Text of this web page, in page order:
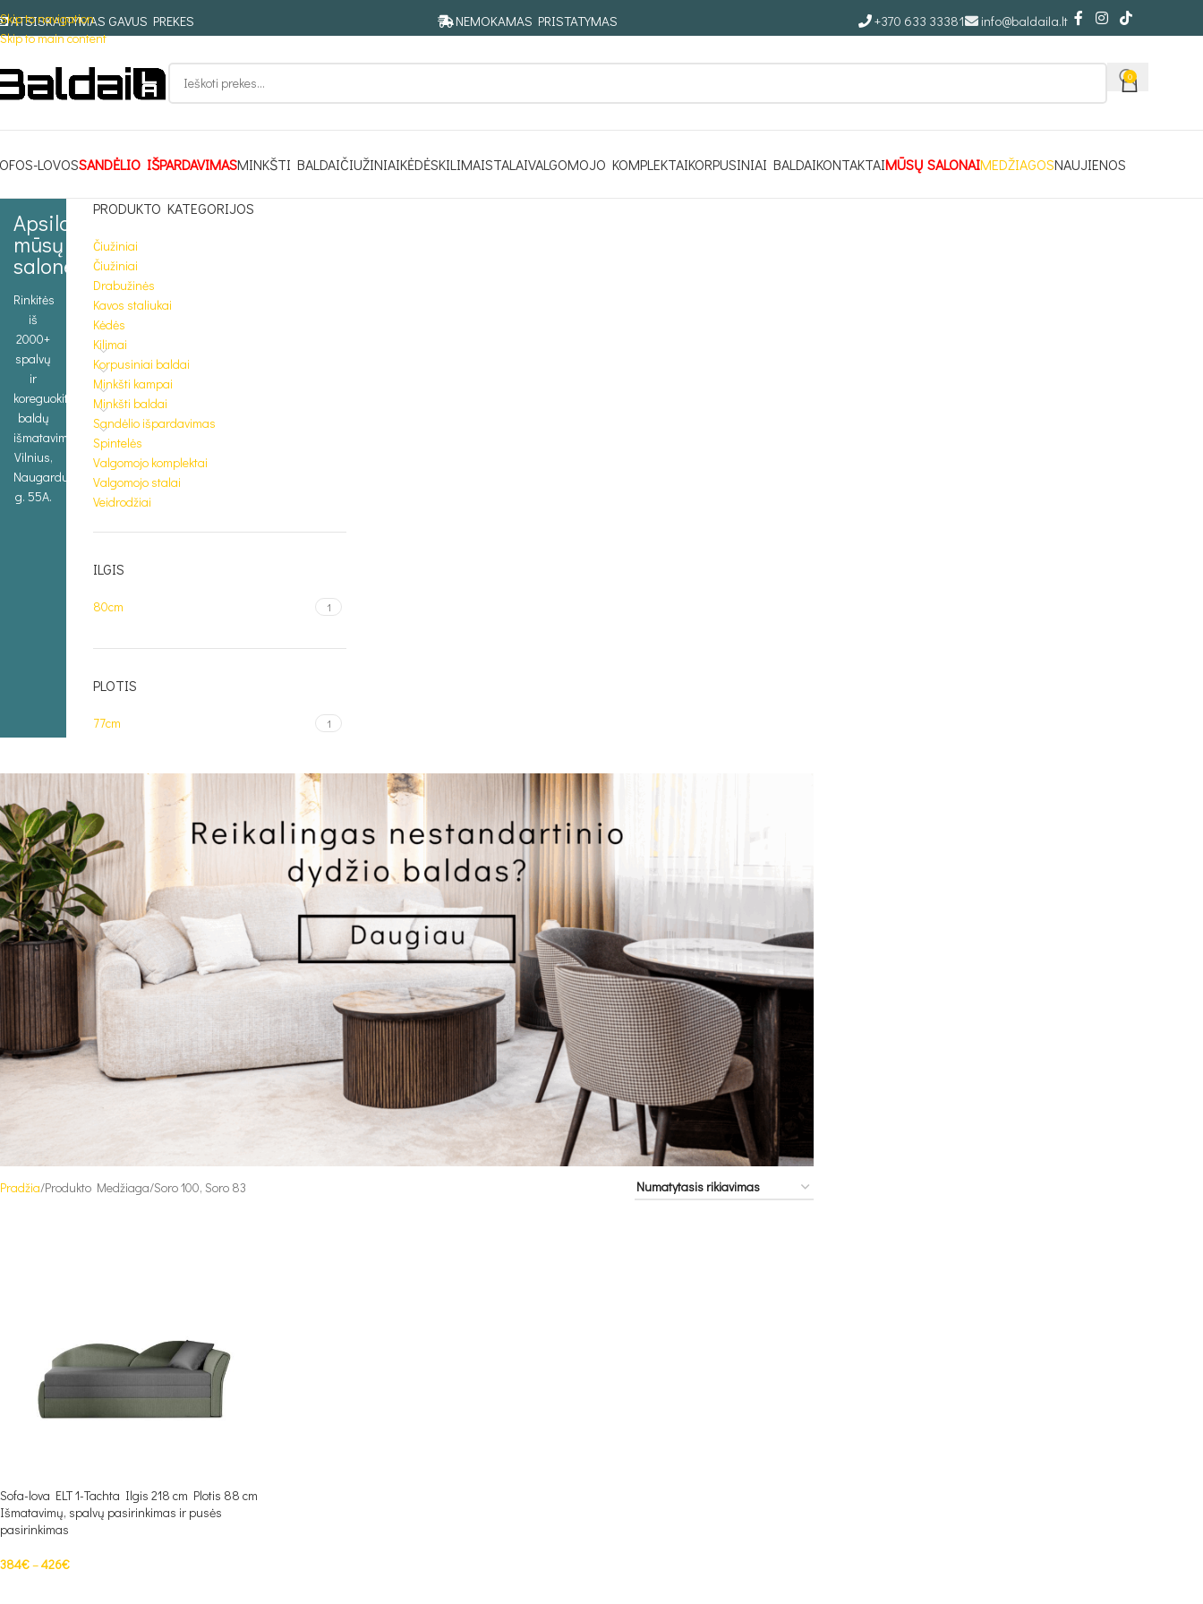
Skip to navigation
Skip to main content
ATSISKAITYMAS GAVUS PREKES NEMOKAMAS PRISTATYMAS +370 633 33381 info@baldaila.lt
0
LOVOSSANDĖLIO IŠPARDAVIMASMINKŠTI BALDAIČIUŽINIAIKĖDĖSKILIMAISTALAIVALGOMOJO KOMPLEKTAIKORPUSINIAI BALDAIKONTAKTAIMŪSŲ SALONAIMEDŽIAGOSNAUJIENOS
Apsilankykite
mūsų
salone
Rinkitės
iš
2000+
spalvų
ir
koreguokite
baldų
išmatavimus.
Vilnius,
Naugarduko
g. 55A.
PRODUKTO KATEGORIJOS
Čiužiniai
Čiužiniai
Drabužinės
Kavos staliukai
Kėdės
Kilimai
Korpusiniai baldai
Minkšti kampai
Minkšti baldai
Sandėlio išpardavimas
Spintelės
Valgomojo komplektai
Valgomojo stalai
Veidrodžiai
ILGIS
80cm 1
PLOTIS
77cm 1
Pradžia Produkto Medžiaga Soro 100, Soro 83
Sofa-lova ELT 1-Tachta Ilgis 218 cm Plotis 88 cm
Išmatavimų, spalvų pasirinkimas ir pusės
pasirinkimas
384€–426€